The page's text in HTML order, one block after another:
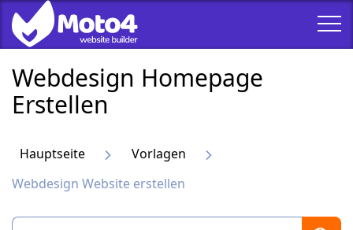
Webdesign Homepage
Erstellen
Hauptseite
Vorlagen
Webdesign Website erstellen